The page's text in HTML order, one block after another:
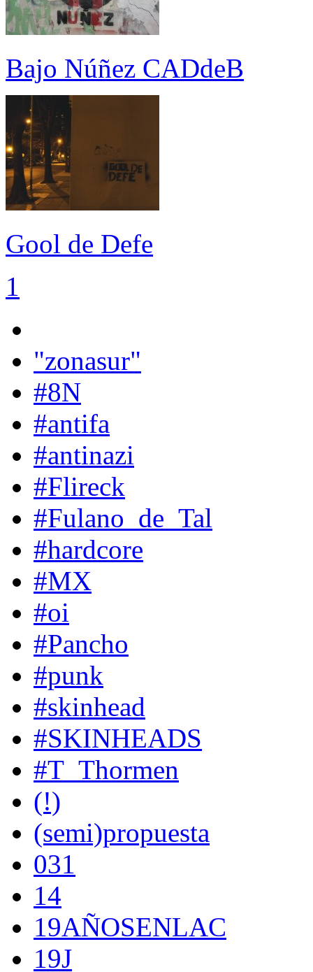
Bajo Núñez CADdeB
Gool de Defe
1
"zonasur"
#8N
#antifa
#antinazi
#Flireck
#Fulano_de_Tal
#hardcore
#MX
#oi
#Pancho
#punk
#skinhead
#SKINHEADS
#T_Thormen
(!)
(semi)propuesta
031
14
19AÑOSENLAC
19J